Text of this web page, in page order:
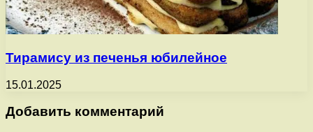
Тирамису из печенья юбилейное
15.01.2025
Добавить комментарий